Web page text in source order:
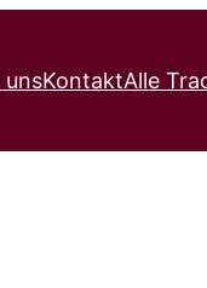
unsKontaktAlle